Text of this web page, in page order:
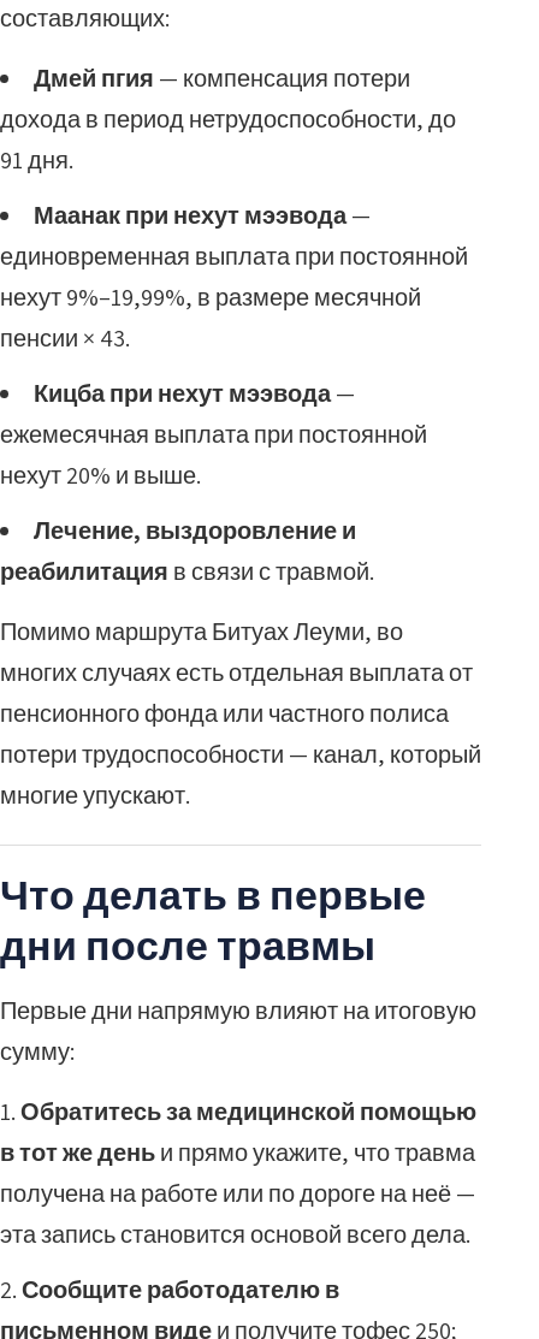
составляющих:
Дмей пгия — компенсация потери
дохода в период нетрудоспособности, до
91 дня.
Маанак при нехут мээвода—
единовременная выплата при постоянной
нехут 9%–19,99%, в размере месячной
пенсии × 43.
Кицба при нехут мээвода—
ежемесячная выплата при постоянной
нехут 20% и выше.
Лечение, выздоровление и
реабилитация в связи с травмой.
Помимо маршрута Битуах Леуми, во
многих случаях есть отдельная выплата от
пенсионного фонда или частного полиса
потери трудоспособности — канал, который
многие упускают.
Что делать в первые
дни после травмы
Первые дни напрямую влияют на итоговую
сумму:
Обратитесь за медицинской помощью
в тот же деньи прямо укажите, что травма
получена на работе или по дороге на неё —
эта запись становится основой всего дела.
Сообщите работодателю в
письменном видеи получите тофес 250;